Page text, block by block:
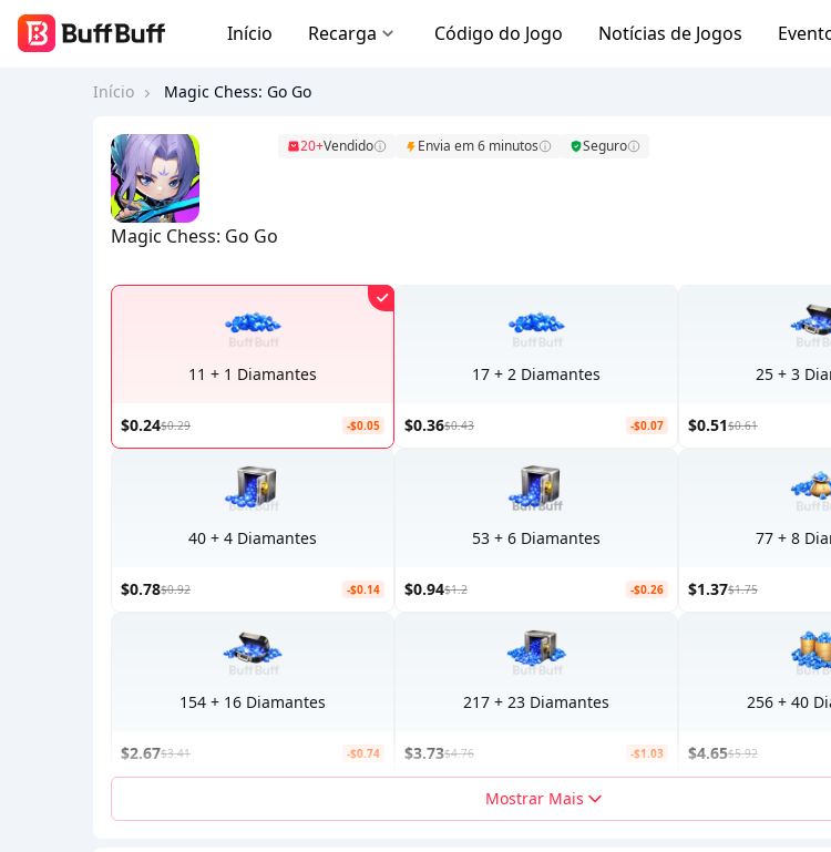
Início Recarga Código do Jogo Notícias de Jogos
Início Magic Chess: Go Go
Magic Chess: Go Go
20+Vendido Envia em 6 minutos Seguro
11 + 1 Diamantes
$0.24$0.29 -$0.05
17 + 2 Diamantes
$0.36$0.43 -$0.07
25 + 3
$0.51$0.61
40 + 4 Diamantes
$0.78$0.92 -$0.14
53 + 6 Diamantes
$0.94$1.2 -$0.26
77 + 8
$1.37$1.75
154 + 16 Diamantes
$2.67$3.41 -$0.74
217 + 23 Diamantes
$3.73$4.76 -$1.03
256 + 40
$4.65$5.92
Mostrar Mais